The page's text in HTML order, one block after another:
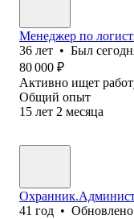
Менеджер по
36 лет • Был
80 000 ₽
Активно ищет
Общий опыт
15 лет 2 месяца
41 год • Обновлено